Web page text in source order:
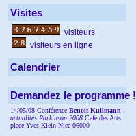
Visites
visiteurs
visiteurs en ligne
Calendrier
Demandez le programme !
14/05/08 Conférence Benoit Kullmann :
actualités Parkinson 2008 Café des Arts
place Yves Klein Nice 06000